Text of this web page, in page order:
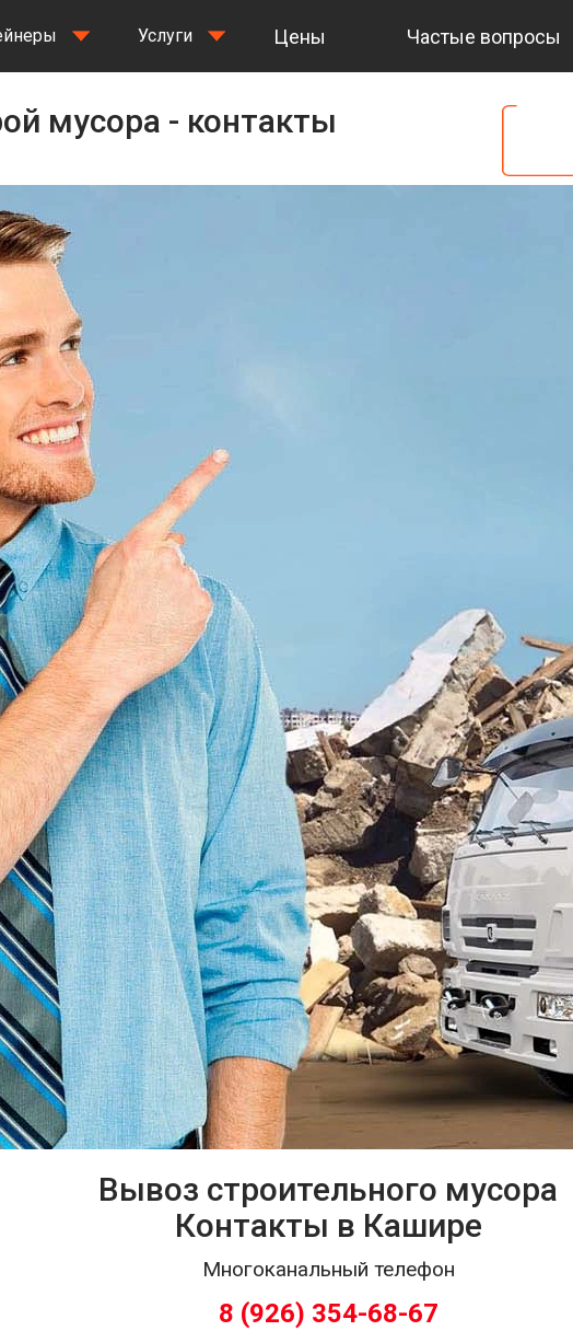
мусора - контакты
Услуги Цены Частые вопросы
Вывоз строительного мусора
Контакты в Кашире
Многоканальный телефон
8 (926) 354-68-67